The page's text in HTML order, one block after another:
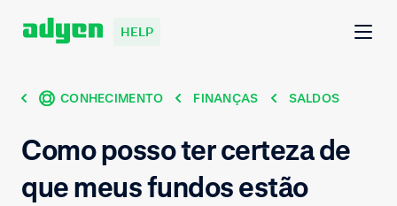
HELP
CONHECIMENTO FINANÇAS SALDOS
Como posso ter certeza de
que meus fundos estão